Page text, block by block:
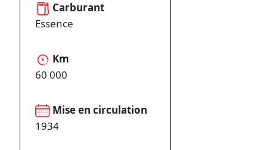
Carburant
Essence
Km
60 000
Mise en circulation
1934